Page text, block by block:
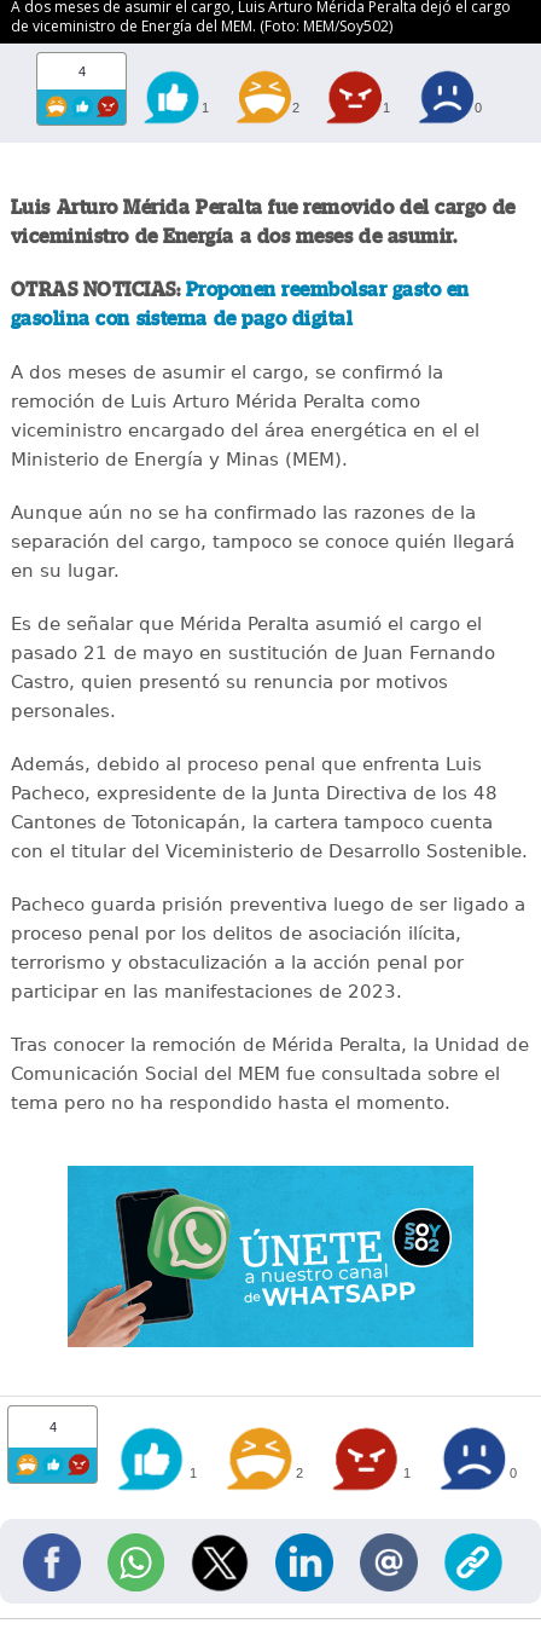
A dos meses de asumir el cargo, Luis Arturo Mérida Peralta dejó el cargo
de viceministro de Energía del MEM. (Foto: MEM/Soy502)
4
1 2 1 0
Luis Arturo Mérida Peralta fue removido del cargo de
viceministro de Energía a dos meses de asumir.
OTRAS NOTICIAS: Proponen reembolsar gasto en
gasolina con sistema de pago digital
A dos meses de asumir el cargo, se confirmó la
remoción de Luis Arturo Mérida Peralta como
viceministro encargado del área energética en el el
Ministerio de Energía y Minas (MEM).
Aunque aún no se ha confirmado las razones de la
separación del cargo, tampoco se conoce quién llegará
en su lugar.
Es de señalar que Mérida Peralta asumió el cargo el
pasado 21 de mayo en sustitución de Juan Fernando
Castro, quien presentó su renuncia por motivos
personales.
Además, debido al proceso penal que enfrenta Luis
Pacheco, expresidente de la Junta Directiva de los 48
Cantones de Totonicapán, la cartera tampoco cuenta
con el titular del Viceministerio de Desarrollo Sostenible.
Pacheco guarda prisión preventiva luego de ser ligado a
proceso penal por los delitos de asociación ilícita,
terrorismo y obstaculización a la acción penal por
participar en las manifestaciones de 2023.
Tras conocer la remoción de Mérida Peralta, la Unidad de
Comunicación Social del MEM fue consultada sobre el
tema pero no ha respondido hasta el momento.
4
1 2 1 0